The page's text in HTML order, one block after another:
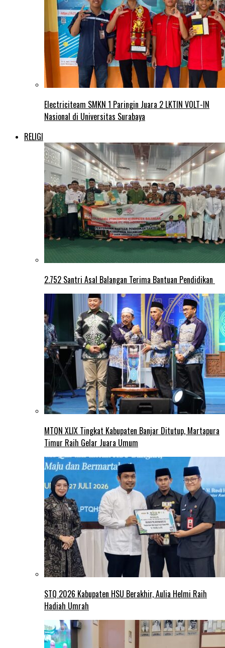
Electriciteam SMKN 1 Paringin Juara 2 LKTIN VOLT-IN
Nasional di Universitas Surabaya
RELIGI
2.752 Santri Asal Balangan Terima Bantuan Pendidikan
MTQN XLIX Tingkat Kabupaten Banjar Ditutup, Martapura
Timur Raih Gelar Juara Umum
STQ 2026 Kabupaten HSU Berakhir, Aulia Helmi Raih
Hadiah Umrah